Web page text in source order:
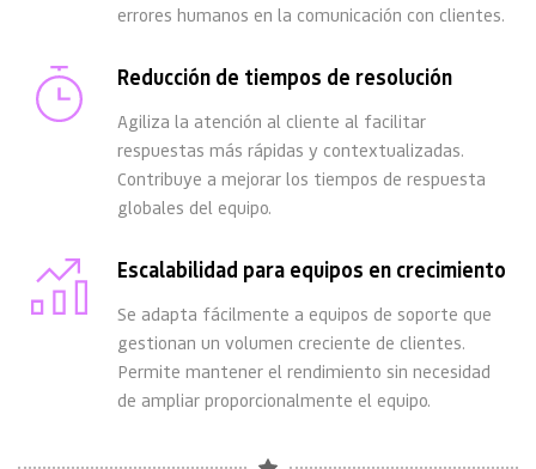
errores humanos en la comunicación con clientes.
Reducción de tiempos de resolución
Agiliza la atención al cliente al facilitar
respuestas más rápidas y contextualizadas.
Contribuye a mejorar los tiempos de respuesta
globales del equipo.
Escalabilidad para equipos en crecimiento
Se adapta fácilmente a equipos de soporte que
gestionan un volumen creciente de clientes.
Permite mantener el rendimiento sin necesidad
de ampliar proporcionalmente el equipo.